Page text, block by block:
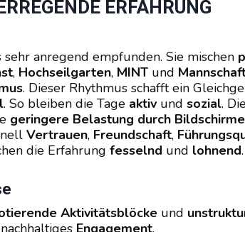
ERFAHRUNG
sehr anregend empfunden. Sie mischen
, Hochseilgarten, MINT und
. Dieser Rhythmus schafft ein
. So bleiben die Tage aktiv und sozial. Die
geringere Belastung durch Bildschirme
Vertrauen, Freundschaft,
die Erfahrung fesselnd und lohnend.
Aktivitätsblöcke und
Engagement.